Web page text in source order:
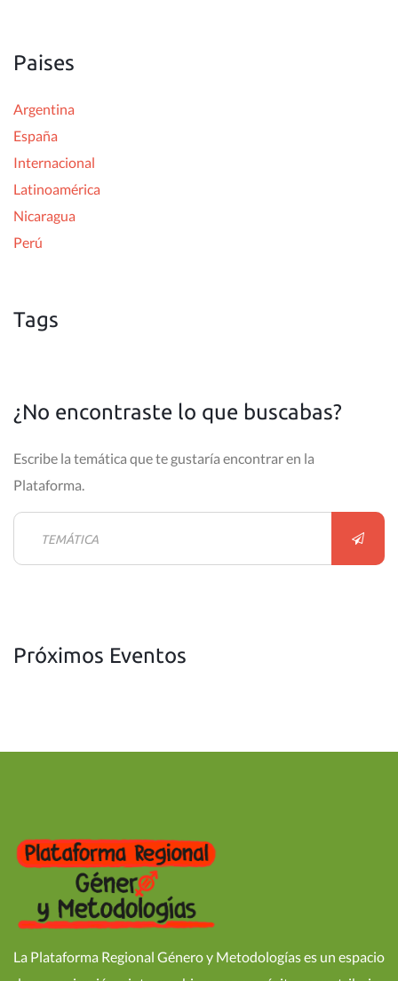
Paises
Argentina
España
Internacional
Latinoamérica
Nicaragua
Perú
Tags
¿No encontraste lo que buscabas?
Escribe la temática que te gustaría encontrar en la
Plataforma.
Próximos Eventos
La Plataforma Regional Género y Metodologías es un espacio